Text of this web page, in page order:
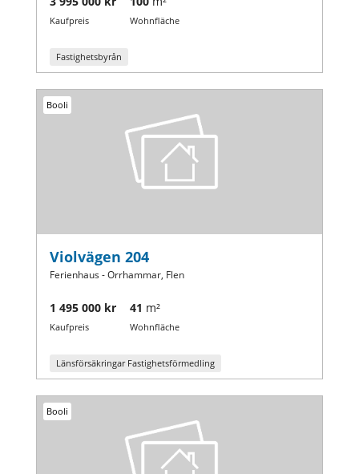
Kaufpreis Wohnfläche
Fastighetsbyrån
Booli
Violvägen 204
Ferienhaus - Orrhammar, Flen
1 495 000 kr
Kaufpreis
41 m²
Wohnfläche
Länsförsäkringar Fastighetsförmedling
Booli